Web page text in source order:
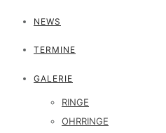
NEWS
TERMINE
GALERIE
RINGE
OHRRINGE